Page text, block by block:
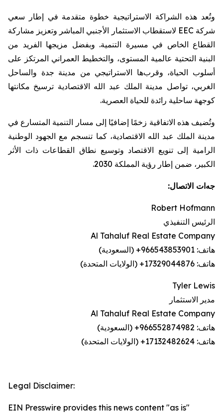
وتُعد هذه الشراكة الاستراتيجية خطوة متقدمة في إطار
سعي
شركة EEC لاستقطاب الاستثمار الأجنبي المباشر وتعزيز مشاركة
القطاع الخاص في مسيرة التنمية. وبفضل مزيجها الفريد من
البنية التحتية عالمية المستوى، والتخطيط العمراني المرتكز على
أسلوب الحياة، وقربها الاستراتيجي من مدينة جدة والساحل
الغربي، تواصل مدينة الملك عبد الله الاقتصادية ترسيخ مكانتها
كوجهة ساحلية رائدة للحياة العصرية.
وتُضيف هذه الاتفاقية زخمًا إضافيًا إلى مسار التنمية المتسارع في
مدينة الملك عبد الله الاقتصادية، كما تنسجم مع الجهود الوطنية
الرامية إلى تنويع الاقتصاد وتوسيع نطاق القطاعات ذات الأثر
الكبير، ضمن إطار رؤية المملكة .
جهات الاتصال:
Robert Hofmann
الرئيس التنفيذي
Al Tahaluf Real Estate Company
هاتف: 966543853901+ (السعودية)
هاتف: 17329044876+ (الولايات المتحدة)
Tyler Lewis
مدير الاستثمار
Al Tahaluf Real Estate Company
هاتف: 966552874982+ (السعودية)
هاتف: 17132482624+ (الولايات المتحدة)
Legal Disclaimer:
EIN Presswire provides this news content "as is"